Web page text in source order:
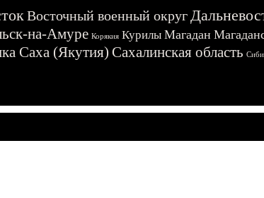
Восточный военный округ
на-Амуре Корякия Курилы Магадан
Саха (Якутия) Сахалинская область